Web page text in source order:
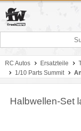
RC Autos Ersatzteile
1/10 Parts Summit
Halbwellen-Set